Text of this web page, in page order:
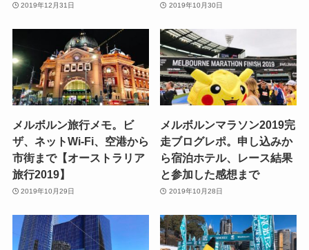
2019年12月31日 2019年10月30日
メルボルン旅行メモ。ビ
ザ、ネットWi-Fi、空港から
市街まで【オーストラリア
旅行2019】
2019年10月29日
メルボルンマラソン2019完
走ブログレポ。申し込みか
ら宿泊ホテル、レース結果
と参加した感想まで
2019年10月28日